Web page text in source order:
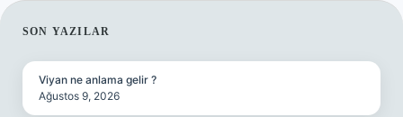
SIDEBAR
SON YAZILAR
Viyan ne anlama gelir ?
Ağustos 9, 2026